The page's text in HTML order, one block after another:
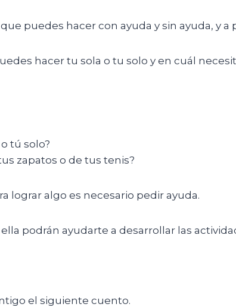
puedes hacer con ayuda y sin ayuda, y a
hacer tu sola o tu solo y en cuál
tú solo?
zapatos o de tus tenis?
lograr algo es necesario pedir ayuda.
podrán ayudarte a desarrollar las
el siguiente cuento.